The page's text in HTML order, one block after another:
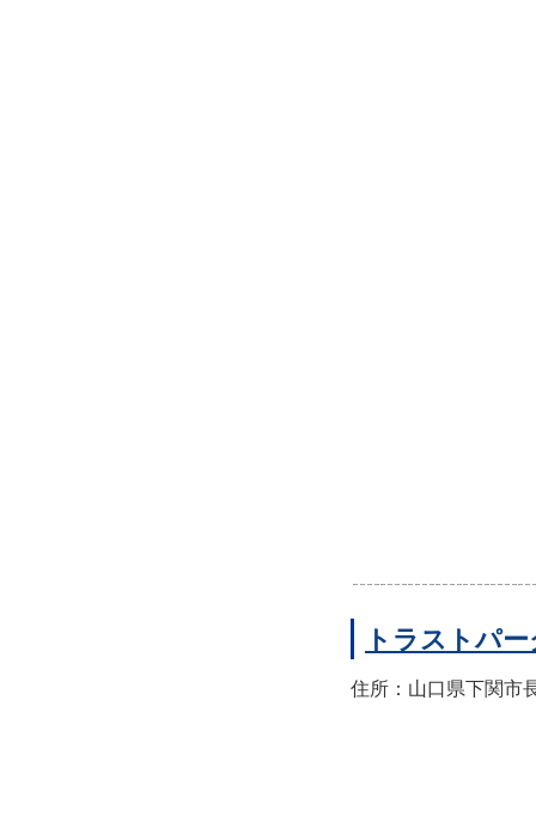
トラストパ
住所：山口県下関市